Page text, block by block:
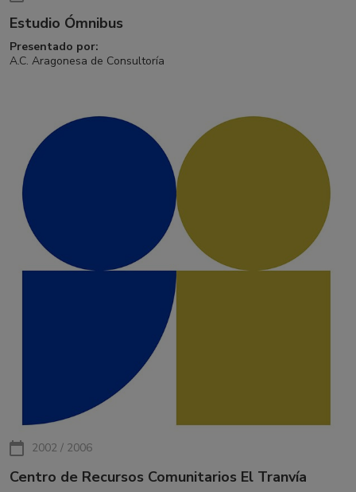
Estudio Ómnibus
Presentado por:
A.C. Aragonesa de Consultoría
2002 / 2006
Centro de Recursos Comunitarios El Tranvía